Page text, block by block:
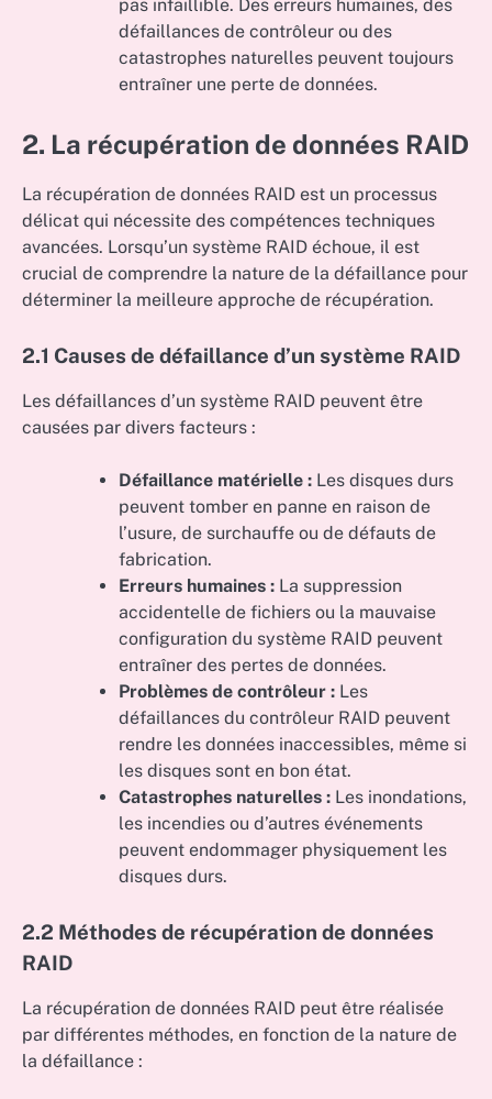
pas infaillible. Des erreurs humaines, des
défaillances de contrôleur ou des
catastrophes naturelles peuvent toujours
entraîner une perte de données.
2. La récupération de données RAID
La récupération de données RAID est un processus
délicat qui nécessite des compétences techniques
avancées. Lorsqu’un système RAID échoue, il est
crucial de comprendre la nature de la défaillance pour
déterminer la meilleure approche de récupération.
2.1 Causes de défaillance d’un système RAID
Les défaillances d’un système RAID peuvent être
causées par divers facteurs :
Défaillance matérielle : Les disques durs
peuvent tomber en panne en raison de
l’usure, de surchauffe ou de défauts de
fabrication.
Erreurs humaines : La suppression
accidentelle de fichiers ou la mauvaise
configuration du système RAID peuvent
entraîner des pertes de données.
Problèmes de contrôleur : Les
défaillances du contrôleur RAID peuvent
rendre les données inaccessibles, même si
les disques sont en bon état.
Catastrophes naturelles : Les inondations,
les incendies ou d’autres événements
peuvent endommager physiquement les
disques durs.
2.2 Méthodes de récupération de données
RAID
La récupération de données RAID peut être réalisée
par différentes méthodes, en fonction de la nature de
la défaillance :